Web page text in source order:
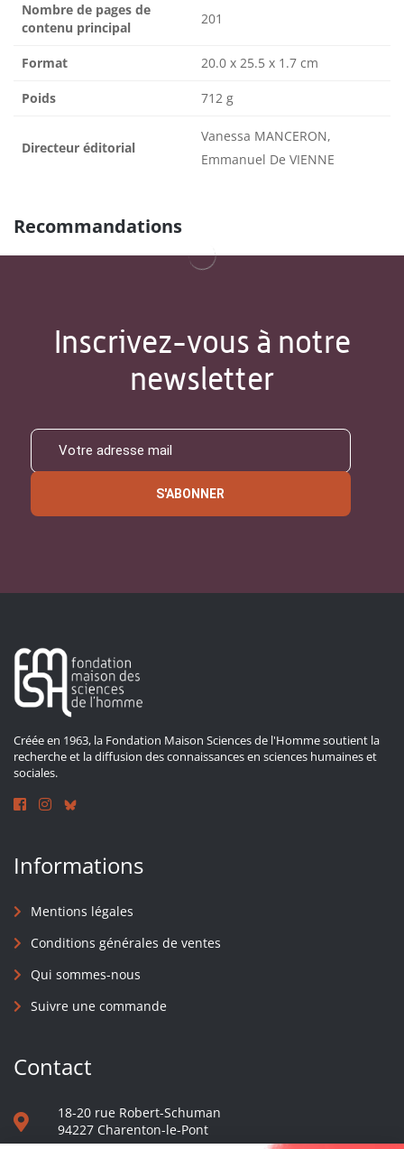
Nombre de pages de
contenu principal
201
Format 20.0 x 25.5 x 1.7 cm
Poids 712 g
Directeur éditorial
Vanessa MANCERON,
Emmanuel De VIENNE
Recommandations
Inscrivez-vous à notre
newsletter
S'ABONNER
Créée en 1963, la Fondation Maison Sciences de l'Homme soutient la
recherche et la diffusion des connaissances en sciences humaines et
sociales.
Informations
Mentions légales
Conditions générales de ventes
Qui sommes-nous
Suivre une commande
Contact
18-20 rue Robert-Schuman
94227 Charenton-le-Pont